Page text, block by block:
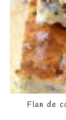
Flan de